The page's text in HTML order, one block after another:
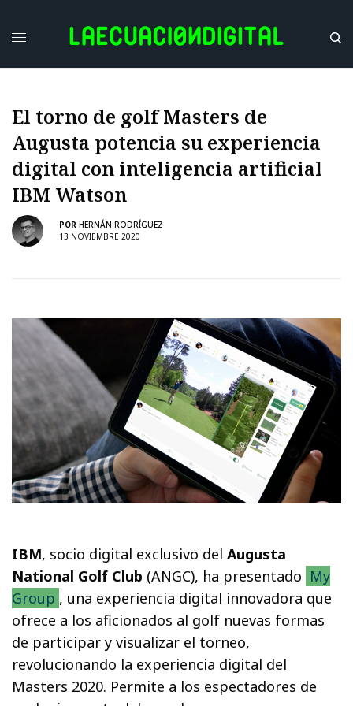
El torno de golf Masters de
Augusta potencia su experiencia
digital con inteligencia artificial
IBM Watson
POR HERNÁN RODRÍGUEZ
13 NOVIEMBRE 2020
IBM, socio digital exclusivo delAugusta
National Golf Club (ANGC), ha presentado My
Group , una experiencia digital innovadora que
ofrece a los aficionados al golf nuevas formas
de participar y visualizar el torneo,
revolucionando la experiencia digital del
Masters 2020. Permite a los espectadores de